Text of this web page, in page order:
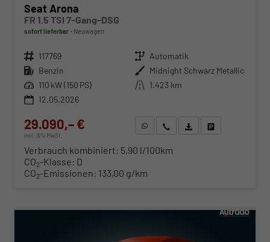
Seat Arona
FR 1.5 TSI 7-Gang-DSG
sofort lieferbar Neuwagen
Fahrzeugnr. 117769 Getriebe Automatik
Kraftstoff Benzin Außenfarbe Midnight Schwarz Metallic
Leistung 110 kW (150 PS) Kilometerstand 1.423 km
12.05.2026
29.090,– €
incl. 19% MwSt.
WhatsApp anfragen
Wir rufen Sie anFahrzeugexposé (PDF)
Verbrauch kombiniert: 5,90 l/100km
CO2-Klasse: D
CO2-Emissionen: 133,00 g/km